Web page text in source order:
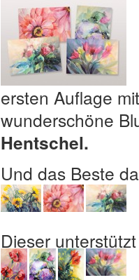
ersten Auflage
wunderschöne
Hentschel.
Und das Beste
Dieser